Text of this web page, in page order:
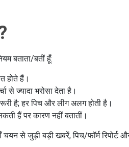
बताता/बतीं हूँ:
होते हैं।
से ज्यादा भरोसा देता है।
है; हर पिच और लीग अलग होती है।
हैं पर कारण नहीं बतातीं।
से जुड़ी बड़ी खबरें, पिच/फॉर्म